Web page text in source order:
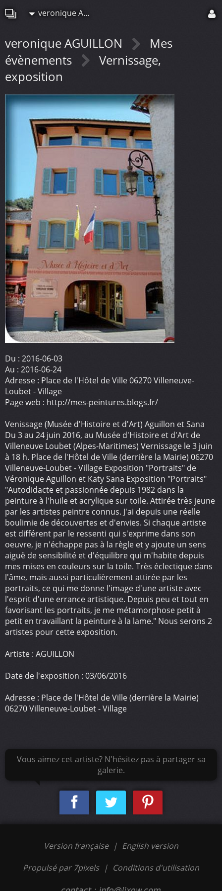
veronique AGUILLON
veronique AGUILLON
Mes
évènements
Vernissage,
exposition
Du : 2016-06-03
Au : 2016-06-24
Adresse : Place de l'Hôtel de Ville 06270 Villeneuve-
Loubet - Village
Page web : http://mes-peintures.blogs.fr/
Venissage (Musée d'Histoire et d'Art) Aguillon et Sana
Du 3 au 24 juin 2016, au Musée d'Histoire et d'Art de
Villeneuve Loubet (Alpes-Maritimes) Vernissage le 3 juin
à 18 h. Place de l'Hôtel de Ville (derrière la Mairie) 06270
Villeneuve-Loubet - Village Exposition "Portraits" de
Véronique Aguillon et Katy Sana Exposition "Portraits"
"Autodidacte et passionnée depuis 1982 dans la
peinture à l'huile et acrylique sur toile. Attirée très jeune
par les artistes peintre connus. J'ai depuis une réelle
boulimie de découvertes et d'envies. Si chaque artiste
est différent par le ressenti qui s'exprime dans son
oeuvre, je n'échappe pas à la règle et y ajoute un sens
aiguë de sensibilité et d'équilibre qui m'habite depuis
mes mises en couleurs sur la toile. Très éclectique dans
l'âme, mais aussi particulièrement attirée par les
portraits, ce qui me donne l'image d'une artiste avec
l'esprit d'une errance artistique. Depuis peu et tout en
favorisant les portraits, je me métamorphose petit à
petit en travaillant la peinture à la lame." Nous serons 2
artistes pour cette exposition.
Artiste : AGUILLON
Date de l'exposition : 03/06/2016
Adresse : Place de l'Hôtel de Ville (derrière la Mairie)
06270 Villeneuve-Loubet - Village
Vous aimez cet artiste? N'hésitez pas à partager sa
galerie.
Version française | English version
Propulsé par 7pixels | Conditions d'utilisation